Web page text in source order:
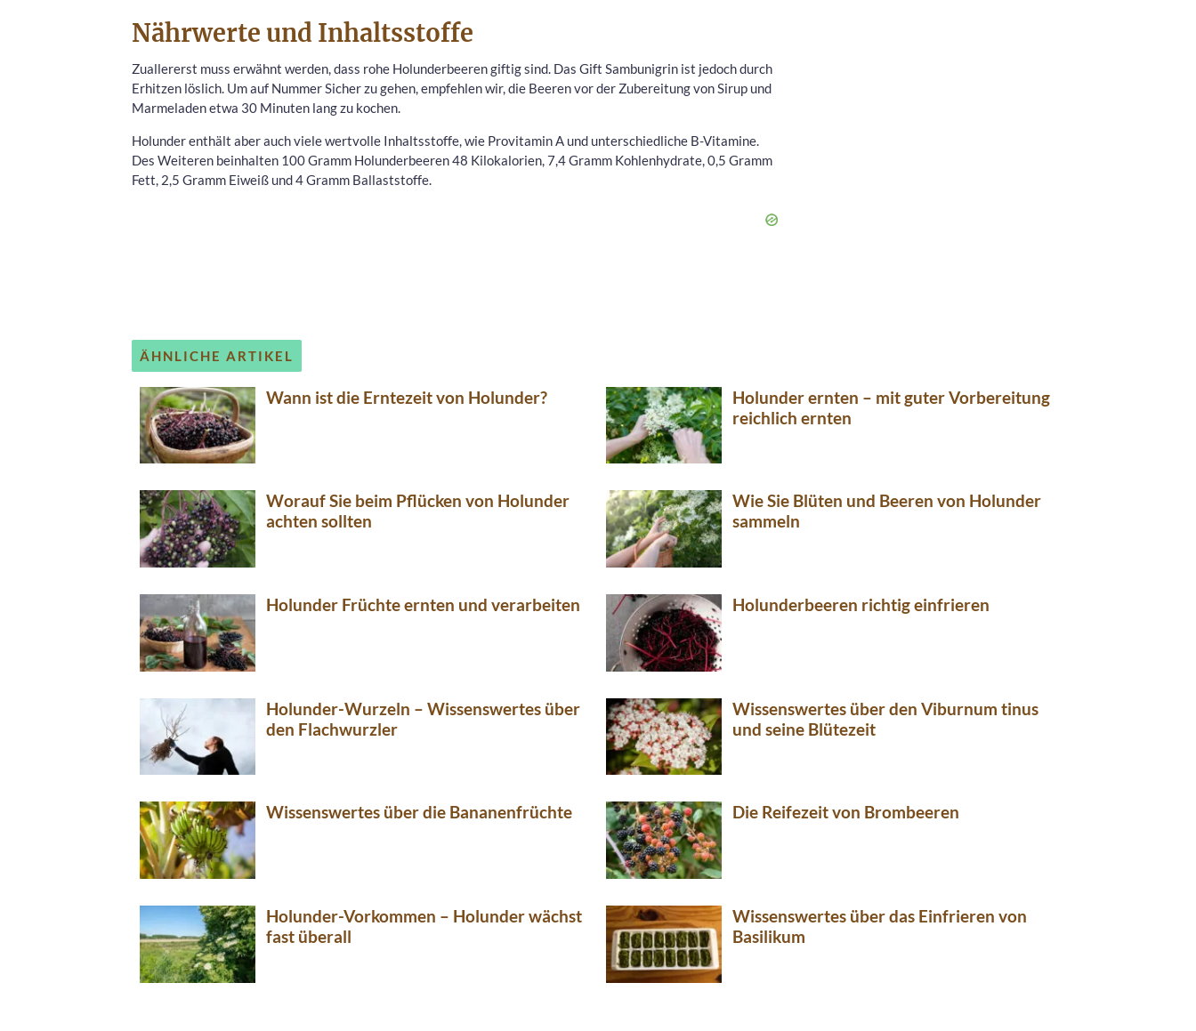
Nährwerte und Inhaltsstoffe
Zuallererst muss erwähnt werden, dass rohe Holunderbeeren giftig sind. Das Gift Sambunigrin ist jedoch durch
Erhitzen löslich. Um auf Nummer Sicher zu gehen, empfehlen wir, die Beeren vor der Zubereitung von Sirup und
Marmeladen etwa 30 Minuten lang zu kochen.
Holunder enthält aber auch viele wertvolle Inhaltsstoffe, wie Provitamin A und unterschiedliche B-Vitamine.
Des Weiteren beinhalten 100 Gramm Holunderbeeren 48 Kilokalorien, 7,4 Gramm Kohlenhydrate, 0,5 Gramm
Fett, 2,5 Gramm Eiweiß und 4 Gramm Ballaststoffe.
ÄHNLICHE ARTIKEL
Wann ist die Erntezeit von Holunder?
Holunder ernten – mit guter Vorbereitung
reichlich ernten
Worauf Sie beim Pflücken von Holunder
achten sollten
Wie Sie Blüten und Beeren von Holunder
sammeln
Holunder Früchte ernten und verarbeiten Holunderbeeren richtig einfrieren
Holunder-Wurzeln – Wissenswertes über
den Flachwurzler
Wissenswertes über den Viburnum tinus
und seine Blütezeit
Wissenswertes über die Bananenfrüchte Die Reifezeit von Brombeeren
Holunder-Vorkommen – Holunder wächst
fast überall
Wissenswertes über das Einfrieren von
Basilikum